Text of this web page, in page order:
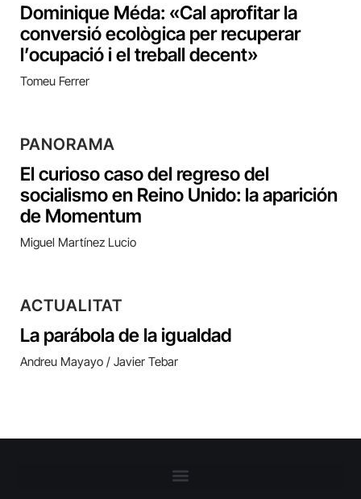
Dominique Méda: «Cal aprofitar la
conversió ecològica per recuperar
l’ocupació i el treball decent»
Tomeu Ferrer
PANORAMA
El curioso caso del regreso del
socialismo en Reino Unido: la aparición
de Momentum
Miguel Martínez Lucio
ACTUALITAT
La parábola de la igualdad
Andreu Mayayo / Javier Tebar